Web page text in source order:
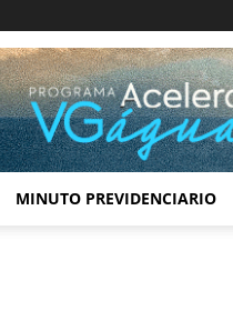
MINUTO PREVIDENCIARIO